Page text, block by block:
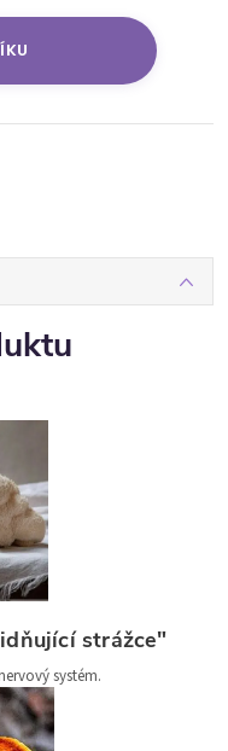
strážce"
systém.